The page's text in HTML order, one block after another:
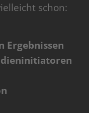
schon:
Ergebnissen